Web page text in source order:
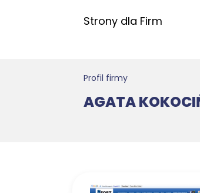
Strony dla Firm
Profil firmy
AGATA